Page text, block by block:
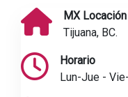
MX Locación
Tijuana, BC.
Horario
Lun-Jue -